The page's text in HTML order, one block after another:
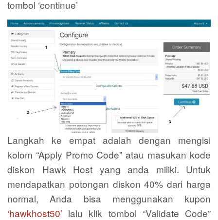
tombol ‘continue’
Langkah ke empat adalah dengan mengisi
kolom “Apply Promo Code” atau masukan kode
diskon Hawk Host yang anda miliki. Untuk
mendapatkan potongan diskon 40% dari harga
normal, Anda bisa menggunakan kupon
‘hawkhost50’ lalu klik tombol “Validate Code”